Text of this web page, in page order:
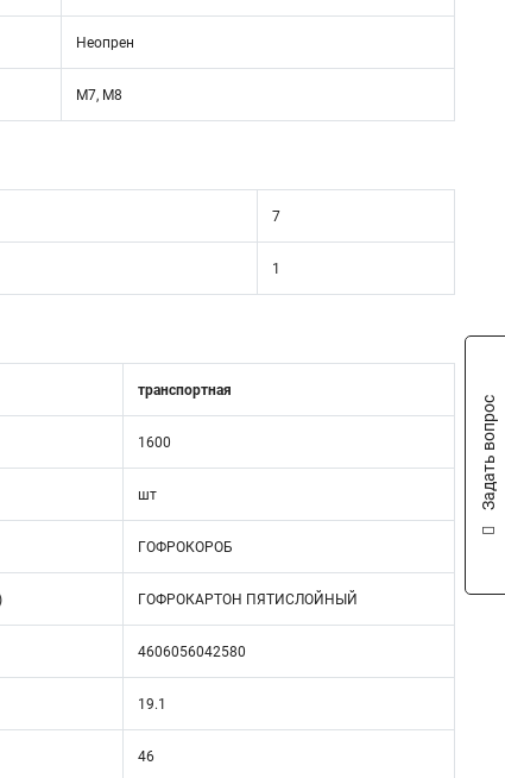
Неопрен
М7, М8
7
1
транспортная
1600
шт
ГОФРОКОРОБ
ГОФРОКАРТОН ПЯТИСЛОЙНЫЙ
4606056042580
19.1
46
Задать вопрос